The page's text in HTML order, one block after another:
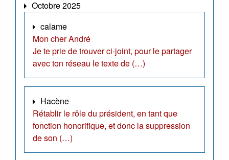
Octobre 2025
calame
Mon cher André
Je te prie de trouver ci-joint, pour le partager
avec ton réseau le texte de (…)
Hacène
Rétablir le rôle du président, en tant que
fonction honorifique, et donc la suppression
de son (…)